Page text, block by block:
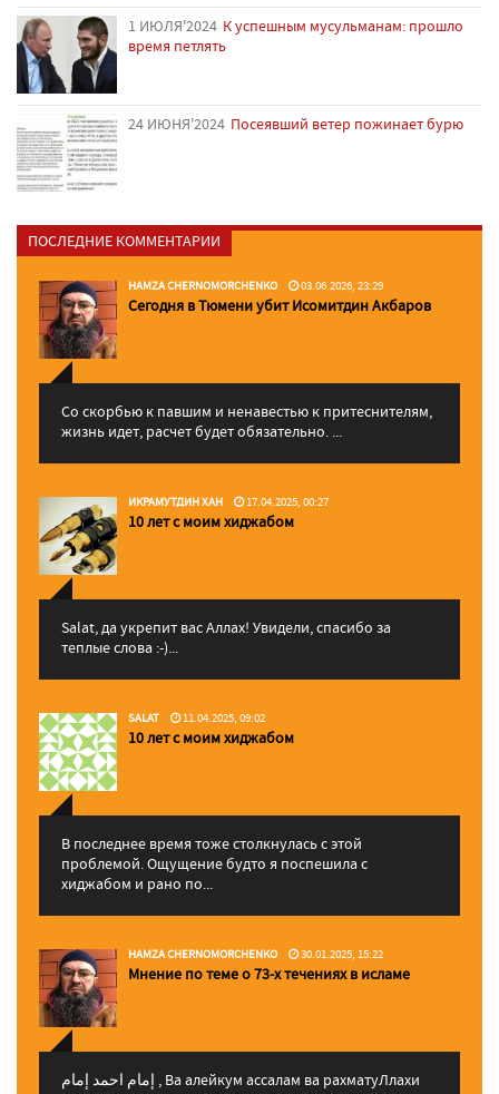
1 ИЮЛЯ'2024 К успешным мусульманам: прошло
время петлять
24 ИЮНЯ'2024 Посеявший ветер пожинает бурю
ПОСЛЕДНИЕ КОММЕНТАРИИ
HAMZA CHERNOMORCHENKO 03.06.2026, 23:29
Сегодня в Тюмени убит Исомитдин Акбаров
Со скорбью к павшим и ненавестью к притеснителям,
жизнь идет, расчет будет обязательно. ...
ИКРАМУТДИН ХАН 17.04.2025, 00:27
10 лет с моим хиджабом
Salat, да укрепит вас Аллаx! Увидели, спасибо за
теплые слова :-)...
SALAT 11.04.2025, 09:02
10 лет с моим хиджабом
В последнее время тоже столкнулась с этой
проблемой. Ощущение будто я поспешила с
хиджабом и рано по...
HAMZA CHERNOMORCHENKO 30.01.2025, 15:22
Мнение по теме о 73-х течениях в исламе
إمام احمد إمام , Ва алейкум ассалам ва рахматуЛлахи